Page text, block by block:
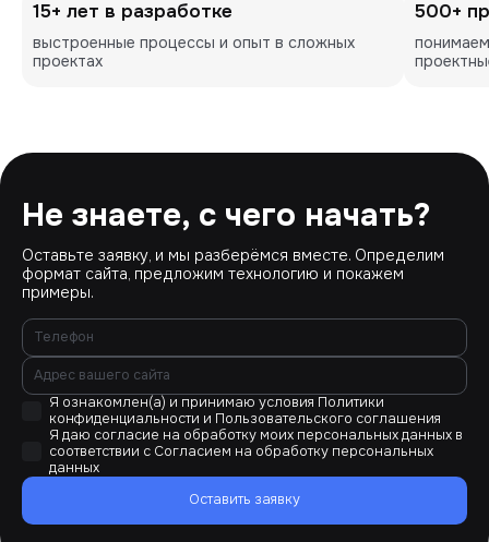
15+ лет в разработке
выстроенные процессы и опыт в сложных
проектах
500+
Не знаете, с чего начать?
Оставьте заявку, и мы разберёмся вместе. Определим
формат сайта, предложим технологию и покажем
примеры.
Я ознакомлен(а) и принимаю условия Политики
конфиденциальности и Пользовательского соглашения
Я даю согласие на обработку моих персональных данных в
соответствии с Согласием на обработку персональных
данных
Оставить заявку